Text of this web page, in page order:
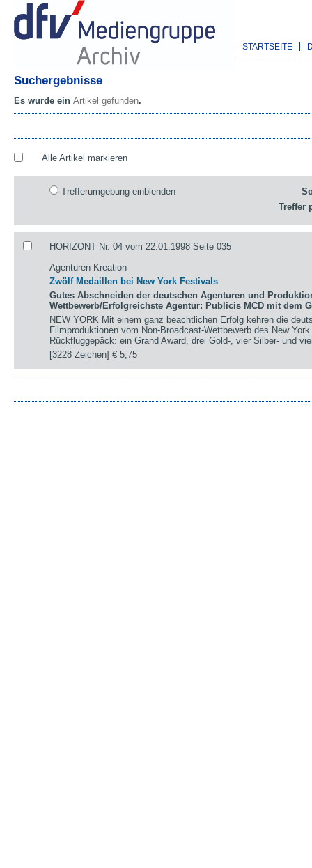
STARTSEITE
Suchergebnisse
Es wurde ein Artikel gefunden.
Alle Artikel markieren
Trefferumgebung einblenden
Treffer
HORIZONT Nr. 04 vom 22.01.1998 Seite 035
Agenturen Kreation
Zwölf Medaillen bei New York Festivals
Gutes Abschneiden der deutschen Agenturen und
Wettbewerb/Erfolgreichste Agentur: Publicis MCD mit dem
NEW YORK Mit einem ganz beachtlichen Erfolg kehren die
Filmproduktionen vom Non-Broadcast-Wettbewerb des New
Rückfluggepäck: ein Grand Award, drei Gold-, vier Silber- und
[3228 Zeichen]€ 5,75